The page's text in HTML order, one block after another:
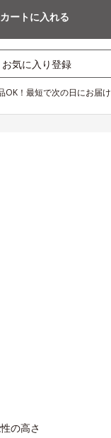
カートに入れる
お気に入り登録
OK！最短で次の日にお届け
の高さ